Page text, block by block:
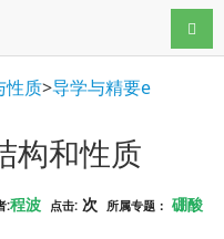
导航
性质>导学与精要e
构和性质
:程波 点击: 次 所属专题： 硼酸